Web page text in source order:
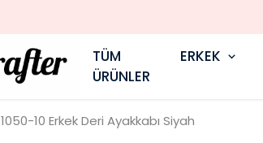
TÜM
ÜRÜNLER
ERKEK
1050-10 Erkek Deri Ayakkabı Siyah